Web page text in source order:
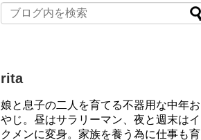
rita
娘と息子の二人を育てる不器用な中年お
やじ。昼はサラリーマン、夜と週末はイ
クメンに変身。家族を養う為に仕事も育